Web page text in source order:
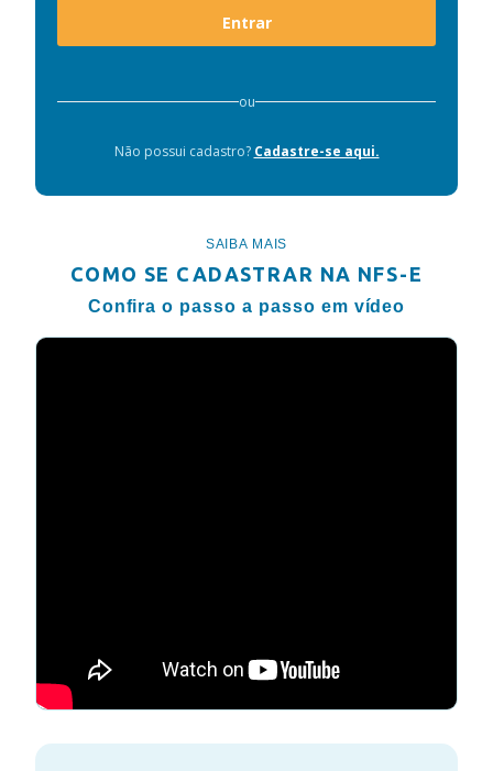
SAIBA MAIS
COMO SE CADASTRAR NA NFS-E
Confira o passo a passo em vídeo
Entrar
ou
Não possui cadastro? Cadastre-se aqui.